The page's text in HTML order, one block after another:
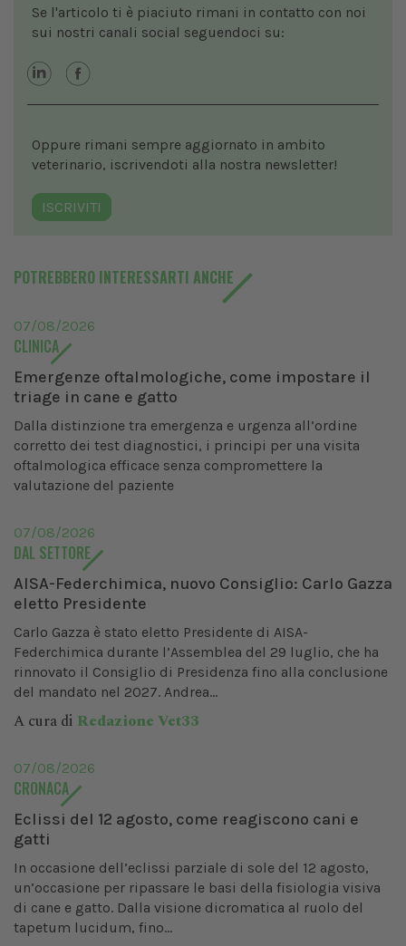
Se l'articolo ti è piaciuto rimani in contatto con noi
sui nostri canali social seguendoci su:
Oppure rimani sempre aggiornato in ambito
veterinario, iscrivendoti alla nostra newsletter!
ISCRIVITI
POTREBBERO INTERESSARTI ANCHE
07/08/2026
CLINICA
Emergenze oftalmologiche, come impostare il
triage in cane e gatto
Dalla distinzione tra emergenza e urgenza all’ordine
corretto dei test diagnostici, i principi per una visita
oftalmologica efficace senza compromettere la
valutazione del paziente
07/08/2026
DAL SETTORE
AISA-Federchimica, nuovo Consiglio: Carlo Gazza
eletto Presidente
Carlo Gazza è stato eletto Presidente di AISA-
Federchimica durante l’Assemblea del 29 luglio, che ha
rinnovato il Consiglio di Presidenza fino alla conclusione
del mandato nel 2027. Andrea...
A cura di Redazione Vet33
07/08/2026
CRONACA
Eclissi del 12 agosto, come reagiscono cani e
gatti
In occasione dell’eclissi parziale di sole del 12 agosto,
un’occasione per ripassare le basi della fisiologia visiva
di cane e gatto. Dalla visione dicromatica al ruolo del
tapetum lucidum, fino...